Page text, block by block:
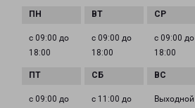
с 09:00 до
18:00
с 09:00 до
18:00
с 09:00 до
18:00
с 09:00 до
с 11:00 до
Выходной